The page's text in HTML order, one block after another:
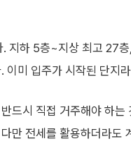
. 지하 5층~지상 최고 27
미 입주가 시작된 단지
드시 직접 거주해야 하는
만 전세를 활용하더라도